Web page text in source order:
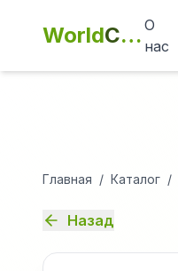
WorldCashbox
О
нас
Главная / Каталог /
Назад